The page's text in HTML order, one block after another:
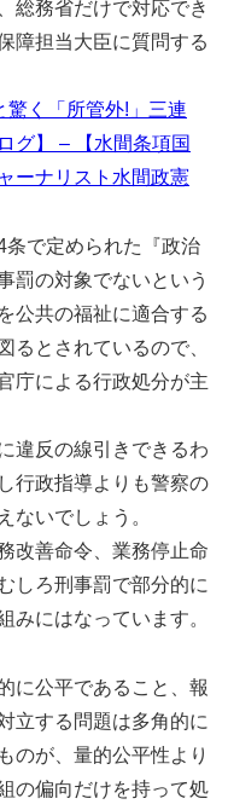
総務省だけで対応でき
障担当大臣に質問する
驚く「所管外!」三連
グ】 – 【水間条項国
ーナリスト水間政憲
で定められた『政治
罰の対象でないという
公共の福祉に適合する
るとされているので、
庁による行政処分が主
違反の線引きできるわ
行政指導よりも警察の
ないでしょう。
改善命令、業務停止命
しろ刑事罰で部分的に
みにはなっています。
に公平であること、報
立する問題は多角的に
のが、量的公平性より
の偏向だけを持って処